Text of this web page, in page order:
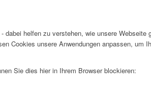
helfen zu verstehen, wie unsere Webseite
Cookies unsere Anwendungen anpassen, um
Sie dies hier in Ihrem Browser blockieren: